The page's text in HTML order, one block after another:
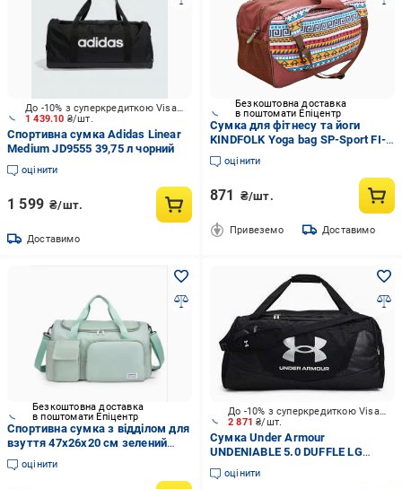
1 439.10 ₴/шт.
До -10% з суперкредиткою Visa Вигода
Спортивна сумка Adidas Linear
Medium JD9555 39,75 л чорний
оцінити
1 599 ₴/шт.
Доставимо
Безкоштовна доставка
в поштомати Епіцентр
Сумка для фітнесу та йоги
KINDFOLK Yoga bag SP-Sport FI-
8366-1 Помаранчевий/
Блакитний (NA004376)
оцінити
871 ₴/шт.
Привеземо Доставимо
Безкоштовна доставка
в поштомати Епіцентр
Спортивна сумка з відділом для
взуття 47x26x20 см зелений
(СДФ-16-3)
оцінити
2 871₴/шт.
До -10% з суперкредиткою Visa Вигода
Сумка Under Armour
UNDENIABLE 5.0 DUFFLE LG
1369224-001 100 л чорний
оцінити